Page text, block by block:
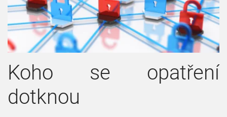
Koho se opatření
dotknou